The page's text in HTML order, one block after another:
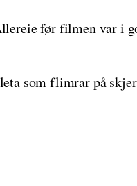
før filmen var i
som flimrar på